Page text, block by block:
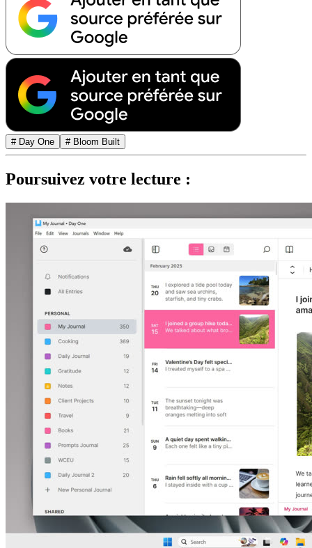
# Day One # Bloom Built
Poursuivez votre lecture :